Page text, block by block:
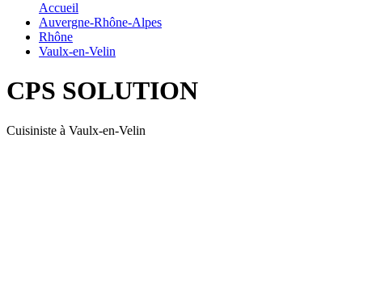
Accueil
Auvergne-Rhône-Alpes
Rhône
Vaulx-en-Velin
CPS SOLUTION
Cuisiniste à Vaulx-en-Velin